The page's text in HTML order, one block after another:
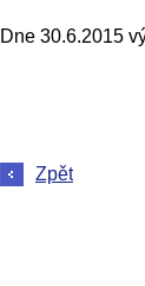
Dne 30.6.2015
Zpět